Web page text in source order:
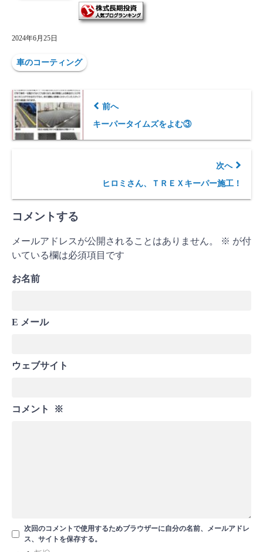
2024年6月25日
車のコーティング
前へ
キーパータイムズをよむ③
次へ
ヒロミさん、ＴＲＥＸキーパー施工！
コメントする
メールアドレスが公開されることはありません。 ※ が付
いている欄は必須項目です
お名前
E メール
ウェブサイト
コメント ※
次回のコメントで使用するためブラウザーに自分の名前、メールアドレ
ス、サイトを保存する。